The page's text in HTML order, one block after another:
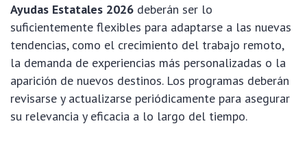
Ayudas Estatales 2026 deberán ser lo
suficientemente flexibles para adaptarse a las nuevas
tendencias, como el crecimiento del trabajo remoto,
la demanda de experiencias más personalizadas o la
aparición de nuevos destinos. Los programas deberán
revisarse y actualizarse periódicamente para asegurar
su relevancia y eficacia a lo largo del tiempo.